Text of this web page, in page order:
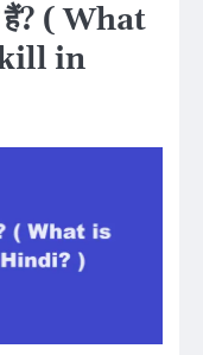
हैं? ( What
in